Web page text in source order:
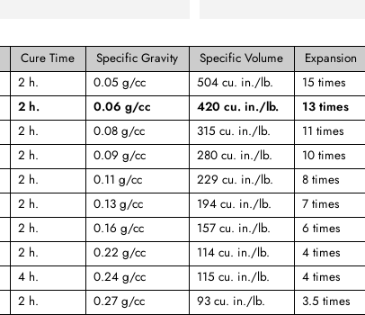
Cure Time Specific Gravity Specific Volume Expansion
2 h. 0.05 g/cc 504 cu. in./lb. 15 times
2 h. 0.06 g/cc 420 cu. in./lb. 13 times
2 h. 0.08 g/cc 315 cu. in./lb. 11 times
2 h. 0.09 g/cc 280 cu. in./lb. 10 times
2 h. 0.11 g/cc 229 cu. in./lb. 8 times
2 h. 0.13 g/cc 194 cu. in./lb. 7 times
2 h. 0.16 g/cc 157 cu. in./lb. 6 times
2 h. 0.22 g/cc 114 cu. in./lb. 4 times
4 h. 0.24 g/cc 115 cu. in./lb. 4 times
2 h. 0.27 g/cc 93 cu. in./lb. 3.5 times